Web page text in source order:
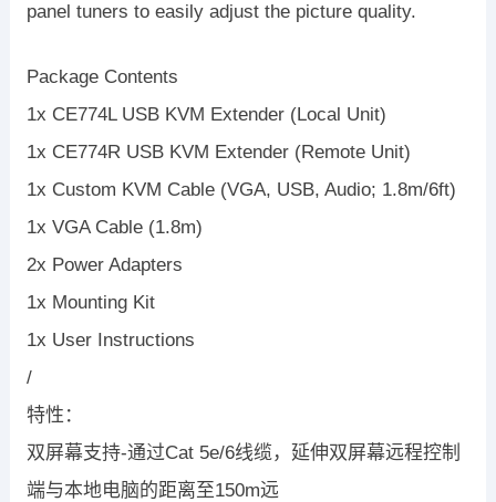
panel tuners to easily adjust the picture quality.
Package Contents
1x CE774L USB KVM Extender (Local Unit)
1x CE774R USB KVM Extender (Remote Unit)
1x Custom KVM Cable (VGA, USB, Audio; 1.8m/6ft)
1x VGA Cable (1.8m)
2x Power Adapters
1x Mounting Kit
1x User Instructions
/
特性：
双屏幕支持-通过Cat 5e/6线缆，延伸双屏幕远程控制
端与本地电脑的距离至150m远